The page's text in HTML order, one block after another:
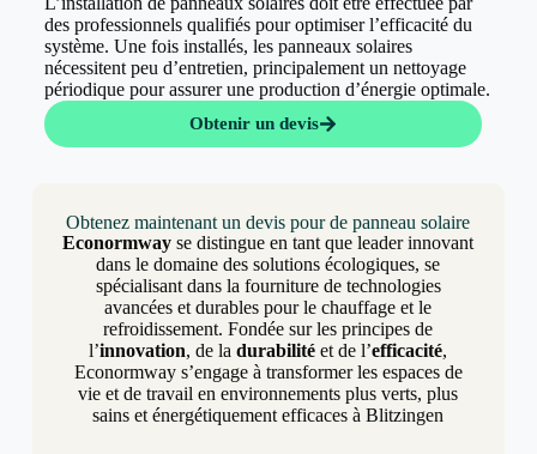
des professionnels qualifiés pour optimiser l’efficacité du
système. Une fois installés, les panneaux solaires
nécessitent peu d’entretien, principalement un nettoyage
périodique pour assurer une production d’énergie optimale.
Obtenir un devis
Obtenez maintenant un devis pour de panneau solaire
Econormway se distingue en tant que leader innovant
dans le domaine des solutions écologiques, se
spécialisant dans la fourniture de technologies
avancées et durables pour le chauffage et le
refroidissement. Fondée sur les principes de
l’innovation, de ladurabilité et de l’efficacité,
Econormway s’engage à transformer les espaces de
vie et de travail en environnements plus verts, plus
sains et énergétiquement efficaces à Blitzingen